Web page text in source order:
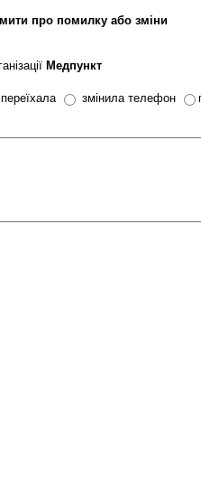
про помилку або зміни
Медпункт
переїхала змінила телефон